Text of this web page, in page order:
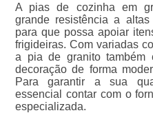
A pias de cozinha em
grande resistência a altas
para que possa apoiar
frigideiras. Com variadas
a pia de granito também
decoração de forma
Para garantir a sua
essencial contar com o
especializada.